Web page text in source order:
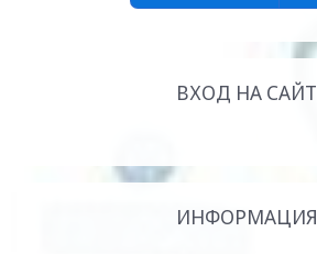
ВХОД НА САЙТ
ИНФОРМАЦИЯ